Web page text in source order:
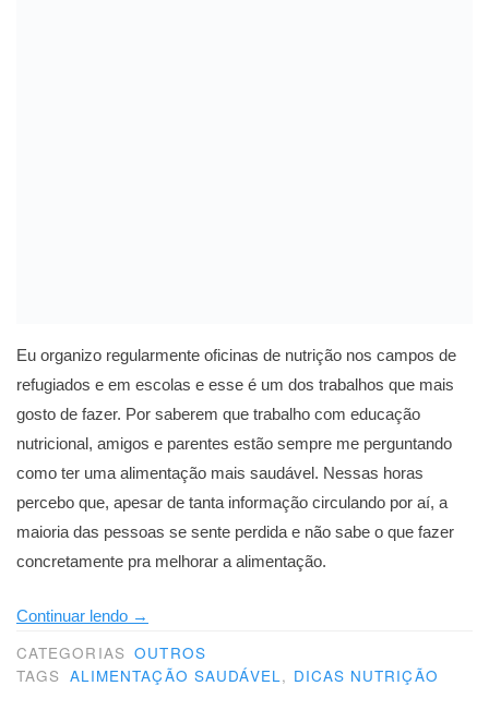
Eu organizo regularmente oficinas de nutrição nos campos de
refugiados e em escolas e esse é um dos trabalhos que mais
gosto de fazer. Por saberem que trabalho com educação
nutricional, amigos e parentes estão sempre me perguntando
como ter uma alimentação mais saudável. Nessas horas
percebo que, apesar de tanta informação circulando por aí, a
maioria das pessoas se sente perdida e não sabe o que fazer
concretamente pra melhorar a alimentação.
Continuar lendo “Guia
Papacapim
de
→
CATEGORIAS OUTROS
TAGS ALIMENTAÇÃO SAUDÁVEL , DICAS NUTRIÇÃO